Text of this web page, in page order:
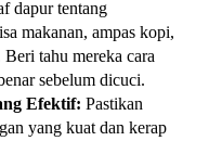
dapur tentang
makanan, ampas kopi,
tahu mereka cara
sebelum dicuci.
Efektif: Pastikan
yang kuat dan kerap